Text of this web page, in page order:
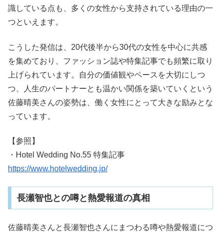
識している点も、多くの女性から支持されている理由の一
つといえます。
こうした発信は、20代後半から30代の女性を中心に共感
を集めており、ファッション誌や特集記事でも頻繁に取り
上げられています。自分の価値観やペースを大切にしつ
つ、人生のパートナーとも温かい関係を築いていくという
佐藤晴美さんの姿勢は、働く女性にとって大きな励みとな
っています。
【参照】
・Hotel Wedding No.55 特集記事
https://www.hotelwedding.jp/
長瀬智也との噂と熱愛報道の真相
佐藤晴美さんと長瀬智也さんにまつわる噂や熱愛報道につ